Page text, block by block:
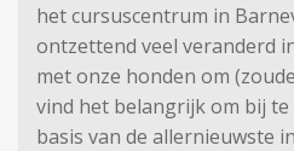
het cursuscentrum in
ontzettend veel veranderd
met onze honden om
vind het belangrijk om bij
basis van de allernieuwste